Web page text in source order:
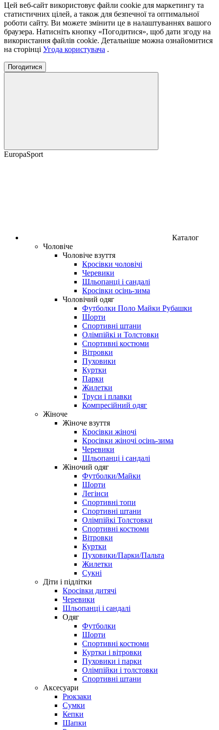
Цей веб-сайт використовує файли cookie для маркетингу та
статистичних цілей, а також для безпечної та оптимальної
роботи сайту. Ви можете змінити це в налаштуваннях вашого
браузера. Натисніть кнопку «Погодитися», щоб дати згоду на
використання файлів cookie. Детальніше можна ознайомитися
на сторінці Угода користувача .
Погодитися
EuropaSport
Каталог
Чоловіче
Чоловіче взуття
Кросівки чоловічі
Черевики
Шльопанці і сандалі
Кросівки осінь-зима
Чоловічий одяг
Футболки Поло Майки Рубашки
Шорти
Спортивні штани
Олімпійкі и Толстовки
Спортивні костюми
Вітровки
Пуховики
Куртки
Парки
Жилетки
Труси і плавки
Компресійний одяг
Жіноче
Жіноче взуття
Кросівки жіночі
Кросівки жіночі осінь-зима
Черевики
Шльопанці і сандалі
Жіночий одяг
Футболки/Майки
Шорти
Легінси
Спортивні топи
Спортивні штани
Олімпійкі Толстовки
Спортивні костюми
Вітровки
Куртки
Пуховики/Парки/Пальта
Жилетки
Сукні
Діти і підлітки
Кросівки дитячі
Черевики
Шльопанці і сандалі
Одяг
Футболки
Шорти
Спортивні костюми
Куртки і вітровки
Пуховики і парки
Олімпійки і толстовки
Спортивні штани
Аксесуари
Рюкзаки
Сумки
Кепки
Шапки